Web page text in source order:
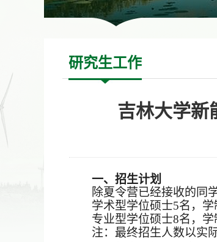
研究生工作
吉林大学新
一、招生计划
除夏令营已经接收的同
学术型学位硕士5名，学
专业型学位硕士8名，学
注：最终招生人数以实